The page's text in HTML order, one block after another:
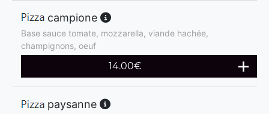
campione
Base sauce tomate, mozzarella, viande hachée,
champignons, oeuf
14.00€
paysanne